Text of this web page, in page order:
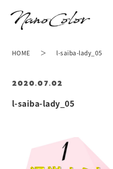
l-saiba-lady_05
2020.07.02
HOME l-saiba-lady_05